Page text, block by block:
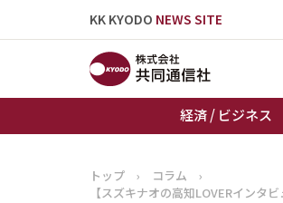
KK KYODO NEWS SITE
経済 / ビジネス
トップページ
トップ › コラム
›
【スズキナオの高知LOVERイン